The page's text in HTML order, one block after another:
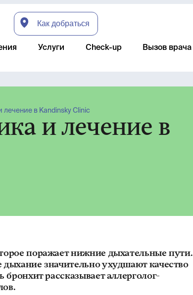
Как добраться
Услуги Check-up Вызов врача
лечение в Kandinsky Clinic
и лечение в
поражает нижние дыхательные пути.
значительно ухудшают качество
рассказывает аллерголог-